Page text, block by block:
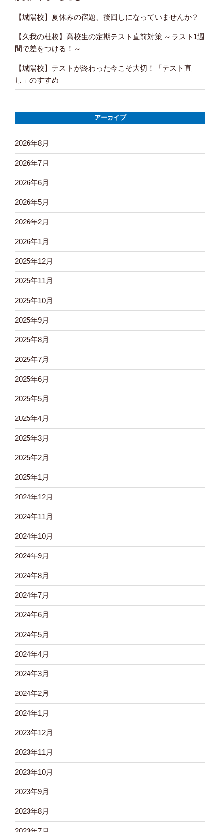
【城陽校】夏休みの宿題、後回しになっていませんか？
【久我の杜校】高校生の定期テスト直前対策 ～ラスト1週
間で差をつける！～
【城陽校】テストが終わった今こそ大切！「テスト直
し」のすすめ
アーカイブ
2026年8月
2026年7月
2026年6月
2026年5月
2026年2月
2026年1月
2025年12月
2025年11月
2025年10月
2025年9月
2025年8月
2025年7月
2025年6月
2025年5月
2025年4月
2025年3月
2025年2月
2025年1月
2024年12月
2024年11月
2024年10月
2024年9月
2024年8月
2024年7月
2024年6月
2024年5月
2024年4月
2024年3月
2024年2月
2024年1月
2023年12月
2023年11月
2023年10月
2023年9月
2023年8月